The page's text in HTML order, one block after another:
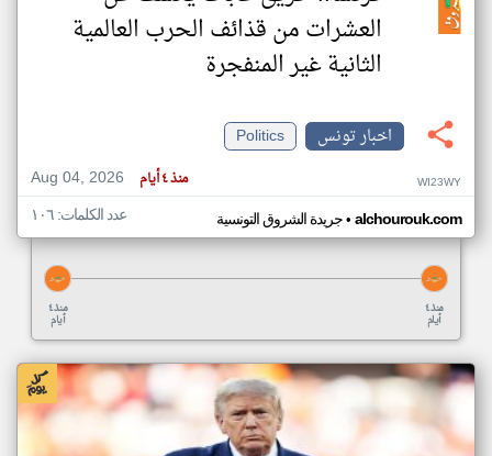
العشرات من قذائف الحرب العالمية
الثانية غير المنفجرة
اخبار تونس
Politics
Aug 04, 2026
منذ ٤ أيام WI23WY
جريدة الشروق التونسية• alchourouk.com عدد الكلمات: ١٠٦
منذ ٤
أيام
منذ ٤
أيام